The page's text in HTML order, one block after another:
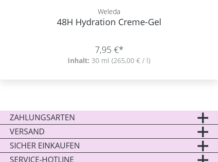
Weleda
48H Hydration Creme-Gel
7,95 €*
Inhalt: 30 ml (265,00 € / l)
ZAHLUNGSARTEN
VERSAND
SICHER EINKAUFEN
SERVICE-HOTLINE